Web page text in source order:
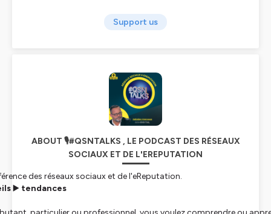
Support us
ABOUT 🎙️#QSNTALKS , LE PODCAST DES RÉSEAUX
SOCIAUX ET DE L'EREPUTATION
des réseaux sociaux et de l'eReputation.
▶️ tendances